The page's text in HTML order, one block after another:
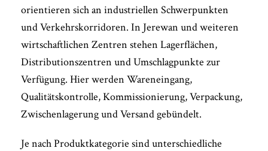
orientieren sich an industriellen Schwerpunkten
und Verkehrskorridoren. In Jerewan und weiteren
wirtschaftlichen Zentren stehen Lagerflächen,
Distributionszentren und Umschlagpunkte zur
Verfügung. Hier werden Wareneingang,
Qualitätskontrolle, Kommissionierung, Verpackung,
Zwischenlagerung und Versand gebündelt.
Je nach Produktkategorie sind unterschiedliche